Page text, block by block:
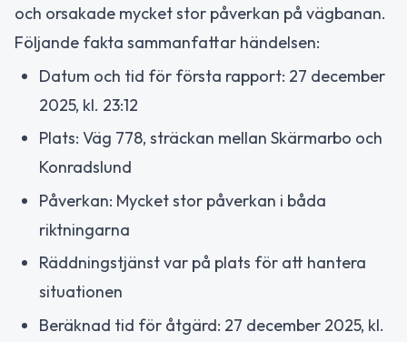
och orsakade mycket stor påverkan på vägbanan.
Följande fakta sammanfattar händelsen:
Datum och tid för första rapport: 27 december
2025, kl. 23:12
Plats: Väg 778, sträckan mellan Skärmarbo och
Konradslund
Påverkan: Mycket stor påverkan i båda
riktningarna
Räddningstjänst var på plats för att hantera
situationen
Beräknad tid för åtgärd: 27 december 2025, kl.